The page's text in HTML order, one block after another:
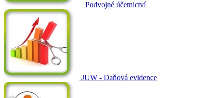
Podvojné účetnictví
JUW - Daňová evidence